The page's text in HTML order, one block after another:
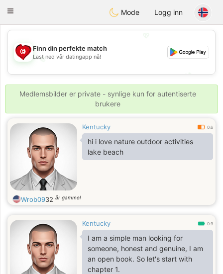
Tunisia Dating
Toggle
Mode Logg inn
💖
💕
💕
Finn din perfekte match
Last ned vår datingapp nå!
Medlemsbilder er private - synlige kun for autentiserte
brukere
Kentucky 0.6
hi i love nature outdoor activities
lake beach
Wrob0932 år gammel
Kentucky 0.9
I am a simple man looking for
someone, honest and genuine, I am
an open book. So let's start with
chapter 1.